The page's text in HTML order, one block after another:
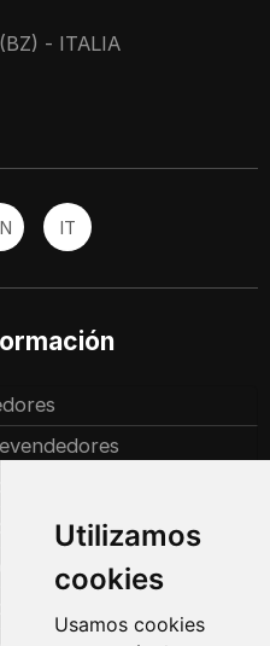
Utilizamos
cookies
Usamos cookies
- ITALIA
IT
la familia